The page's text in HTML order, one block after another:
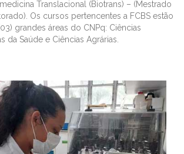
Translacional (Biotrans) – (Mestrado
Os cursos pertencentes a FCBS estão
grandes áreas do CNPq: Ciências
da Saúde e Ciências Agrárias.